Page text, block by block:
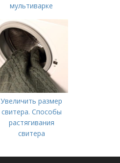
мультиварке
Увеличить размер
свитера. Способы
растягивания
свитера